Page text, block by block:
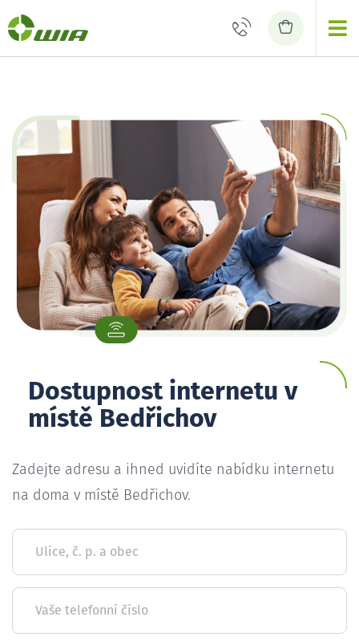
Dostupnost internetu v
místě Bedřichov
Zadejte adresu a ihned uvidíte nabídku internetu
na doma v místě Bedřichov.
Ulice, č. p. a obec
Vaše telefonní číslo